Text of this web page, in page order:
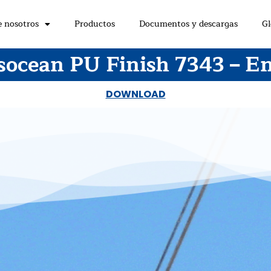
nosotros Productos Documentos y descargas
PU Finish 7343 –
DOWNLOAD